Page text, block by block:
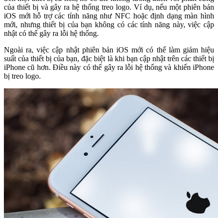
của thiết bị và gây ra hệ thống treo logo. Ví dụ, nếu một phiên bản
iOS mới hỗ trợ các tính năng như NFC hoặc định dạng màn hình
mới, nhưng thiết bị của bạn không có các tính năng này, việc cập
nhật có thể gây ra lỗi hệ thống.
Ngoài ra, việc cập nhật phiên bản iOS mới có thể làm giảm hiệu
suất của thiết bị của bạn, đặc biệt là khi bạn cập nhật trên các thiết bị
iPhone cũ hơn. Điều này có thể gây ra lỗi hệ thống và khiến iPhone
bị treo logo.